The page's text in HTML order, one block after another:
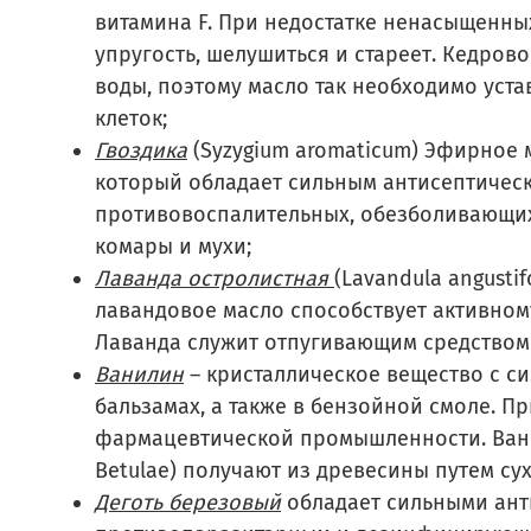
витамина F. При недостатке
упругость, шелушиться и стареет.
воды, поэтому масло так необходимо
клеток;
Гвоздика (Syzygium aromaticum) Эфирное
который обладает сильным
противовоспалительных,
комары и мухи;
Лаванда остролистная(Lavandula
лавандовое масло способствует
Лаванда служит отпугивающим
Ванилин– кристаллическое вещество с
бальзамах, а также в бензойной смоле.
фармацевтической промышленности.
Betulae) получают из древесины путем
Деготь березовыйобладает сильными